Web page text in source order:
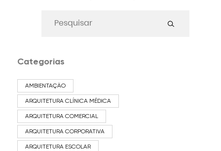
Categorias
AMBIENTAÇÃO
ARQUITETURA CLÍNICA MÉDICA
ARQUITETURA COMERCIAL
ARQUITETURA CORPORATIVA
ARQUITETURA ESCOLAR